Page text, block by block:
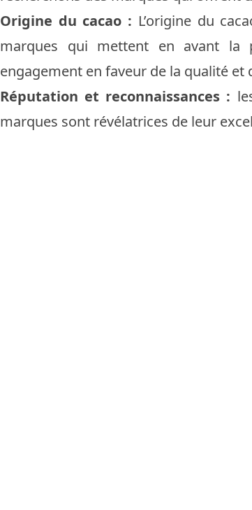
Origine du cacao : L’origine du
marques qui mettent en avant la
engagement en faveur de la qualité et
Réputation et reconnaissances :
marques sont révélatrices de leur